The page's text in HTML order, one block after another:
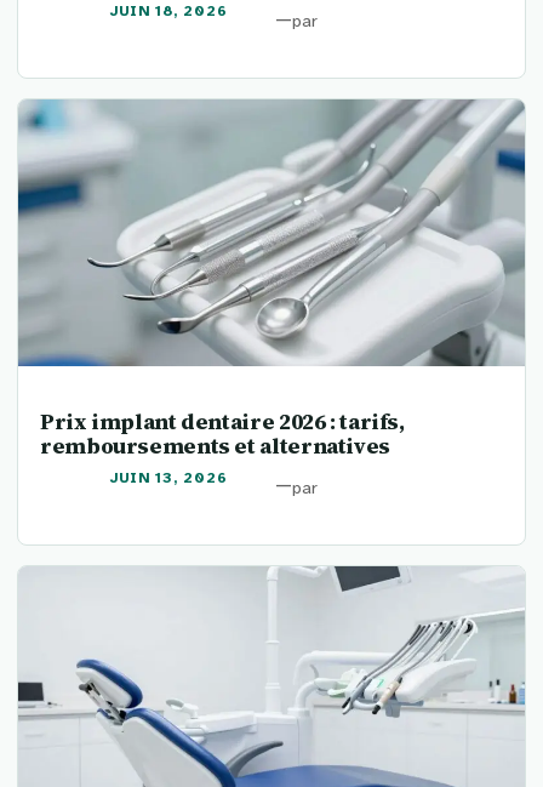
JUIN 18, 2026 —par
Prix implant dentaire 2026 : tarifs,
remboursements et alternatives
JUIN 13, 2026 —par